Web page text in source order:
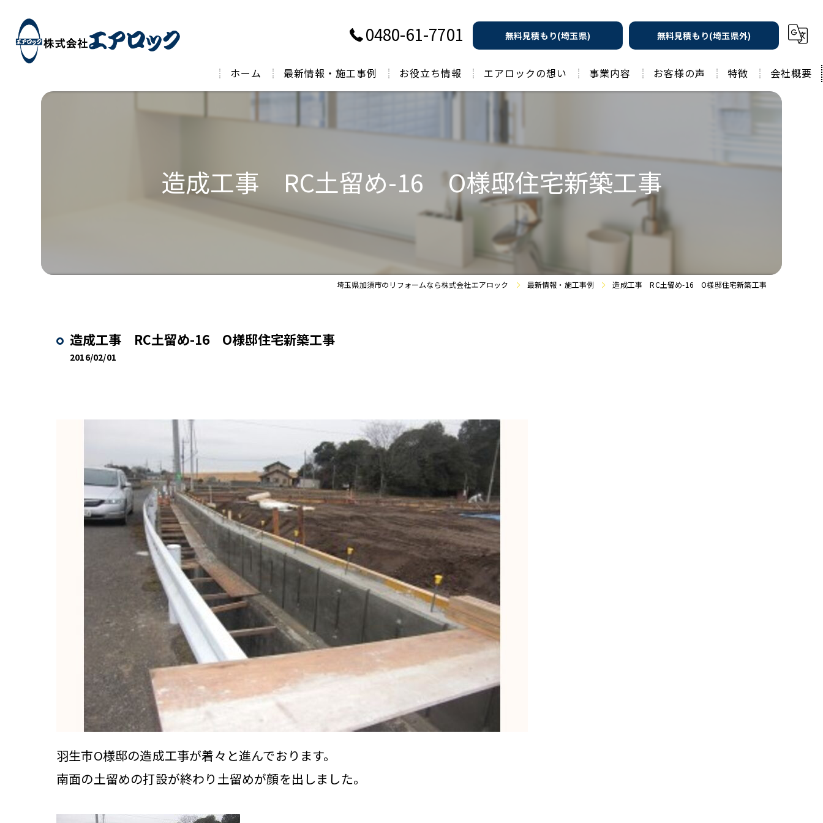
0480-61-7701 無料見積もり(埼玉県) 無料見積もり(埼玉県外)
ホーム 最新情報・施工事例 お役立ち情報 エアロックの想い 事業内容 お客様の声 特徴
工務店
水回り
会社概要
造成工事 RC土留め-16 O様邸住宅新築工事
埼玉県加須市のリフォームなら株式会社エアロック 最新情報・施工事例 造成工事 RC土留め-16 O様邸住宅新築工事
造成工事 RC土留め-16 O様邸住宅新築工事
2016/02/01
羽生市O様邸の造成工事が着々と進んでおります。
南面の土留めの打設が終わり土留めが顔を出しました。